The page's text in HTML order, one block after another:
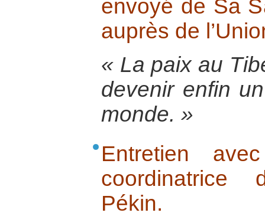
envoyé de Sa
auprès de
« La paix au
devenir enfin
monde. »
Entretien
coordinatrice
Pékin.